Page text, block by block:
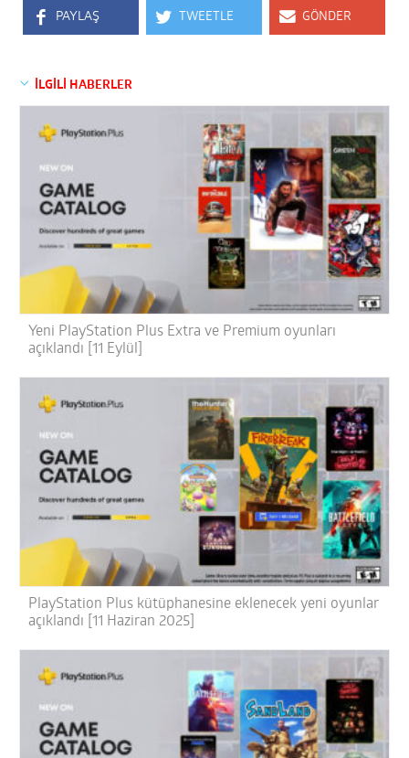
PAYLAŞ TWEETLE GÖNDER
İLGİLİ HABERLER
Yeni PlayStation Plus Extra ve Premium oyunları
açıklandı [11 Eylül]
PlayStation Plus kütüphanesine eklenecek yeni oyunlar
açıklandı [11 Haziran 2025]